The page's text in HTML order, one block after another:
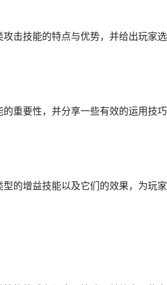
击技能的特点与优势，并给出玩家
重要性，并分享一些有效的运用技
的增益技能以及它们的效果，为玩